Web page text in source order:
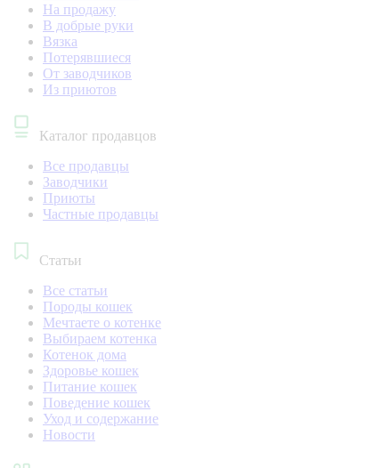
На продажу
В добрые руки
Вязка
Потерявшиеся
От заводчиков
Из приютов
Каталог продавцов
Все продавцы
Заводчики
Приюты
Частные продавцы
Статьи
Все статьи
Породы кошек
Мечтаете о котенке
Выбираем котенка
Котенок дома
Здоровье кошек
Питание кошек
Поведение кошек
Уход и содержание
Новости